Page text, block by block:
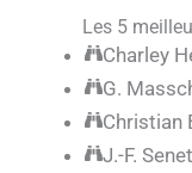
Les 5
Charley
G.
Christian
J.-F.